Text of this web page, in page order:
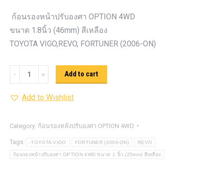
ก้อนรองหน้าปรับองศา OPTION 4WD
ขนาด 1.8นิ้ว (46mm) สีเหลือง
TOYOTA VIGO,REVO, FORTUNER (2006-ON)
รอง
หน้า
องศา
OPTION
4WD ขนาด
Add to cart
Add to Wishlist
Category: ก้อนรองหลังปรับองศา OPTION 4WD
Tags: -TOYOTA VIGO FORTUNER (2006-ON) REVO
ก้อนรองหน้าปรับองศา OPTION 4WD ขนาด 1 นิ้ว (25mm) สีเหลือง